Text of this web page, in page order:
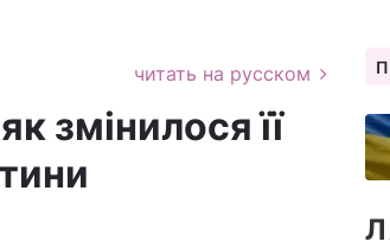
читать на русском
змінилося її